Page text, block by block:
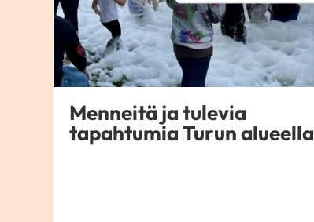
Menneitä ja tulevia
tapahtumia Turun alueella